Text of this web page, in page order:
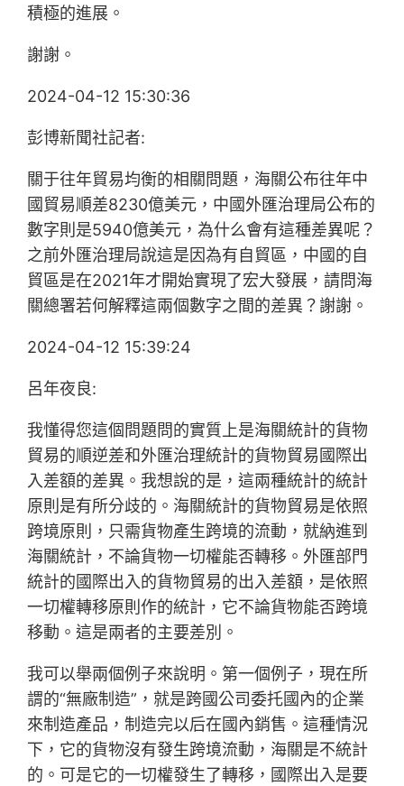
積極的進展。
謝謝。
2024-04-12 15:30:36
彭博新聞社記者:
關于往年貿易均衡的相關問題，海關公布往年中
國貿易順差8230億美元，中國外匯治理局公布的
數字則是5940億美元，為什么會有這種差異呢？
之前外匯治理局說這是因為有自貿區，中國的自
貿區是在2021年才開始實現了宏大發展，請問海
關總署若何解釋這兩個數字之間的差異？謝謝。
2024-04-12 15:39:24
呂年夜良:
我懂得您這個問題問的實質上是海關統計的貨物
貿易的順逆差和外匯治理統計的貨物貿易國際出
入差額的差異。我想說的是，這兩種統計的統計
原則是有所分歧的。海關統計的貨物貿易是依照
跨境原則，只需貨物產生跨境的流動，就納進到
海關統計，不論貨物一切權能否轉移。外匯部門
統計的國際出入的貨物貿易的出入差額，是依照
一切權轉移原則作的統計，它不論貨物能否跨境
移動。這是兩者的主要差別。
我可以舉兩個例子來說明。第一個例子，現在所
謂的“無廠制造”，就是跨國公司委托國內的企業
來制造產品，制造完以后在國內銷售。這種情況
下，它的貨物沒有發生跨境流動，海關是不統計
的。可是它的一切權發生了轉移，國際出入是要